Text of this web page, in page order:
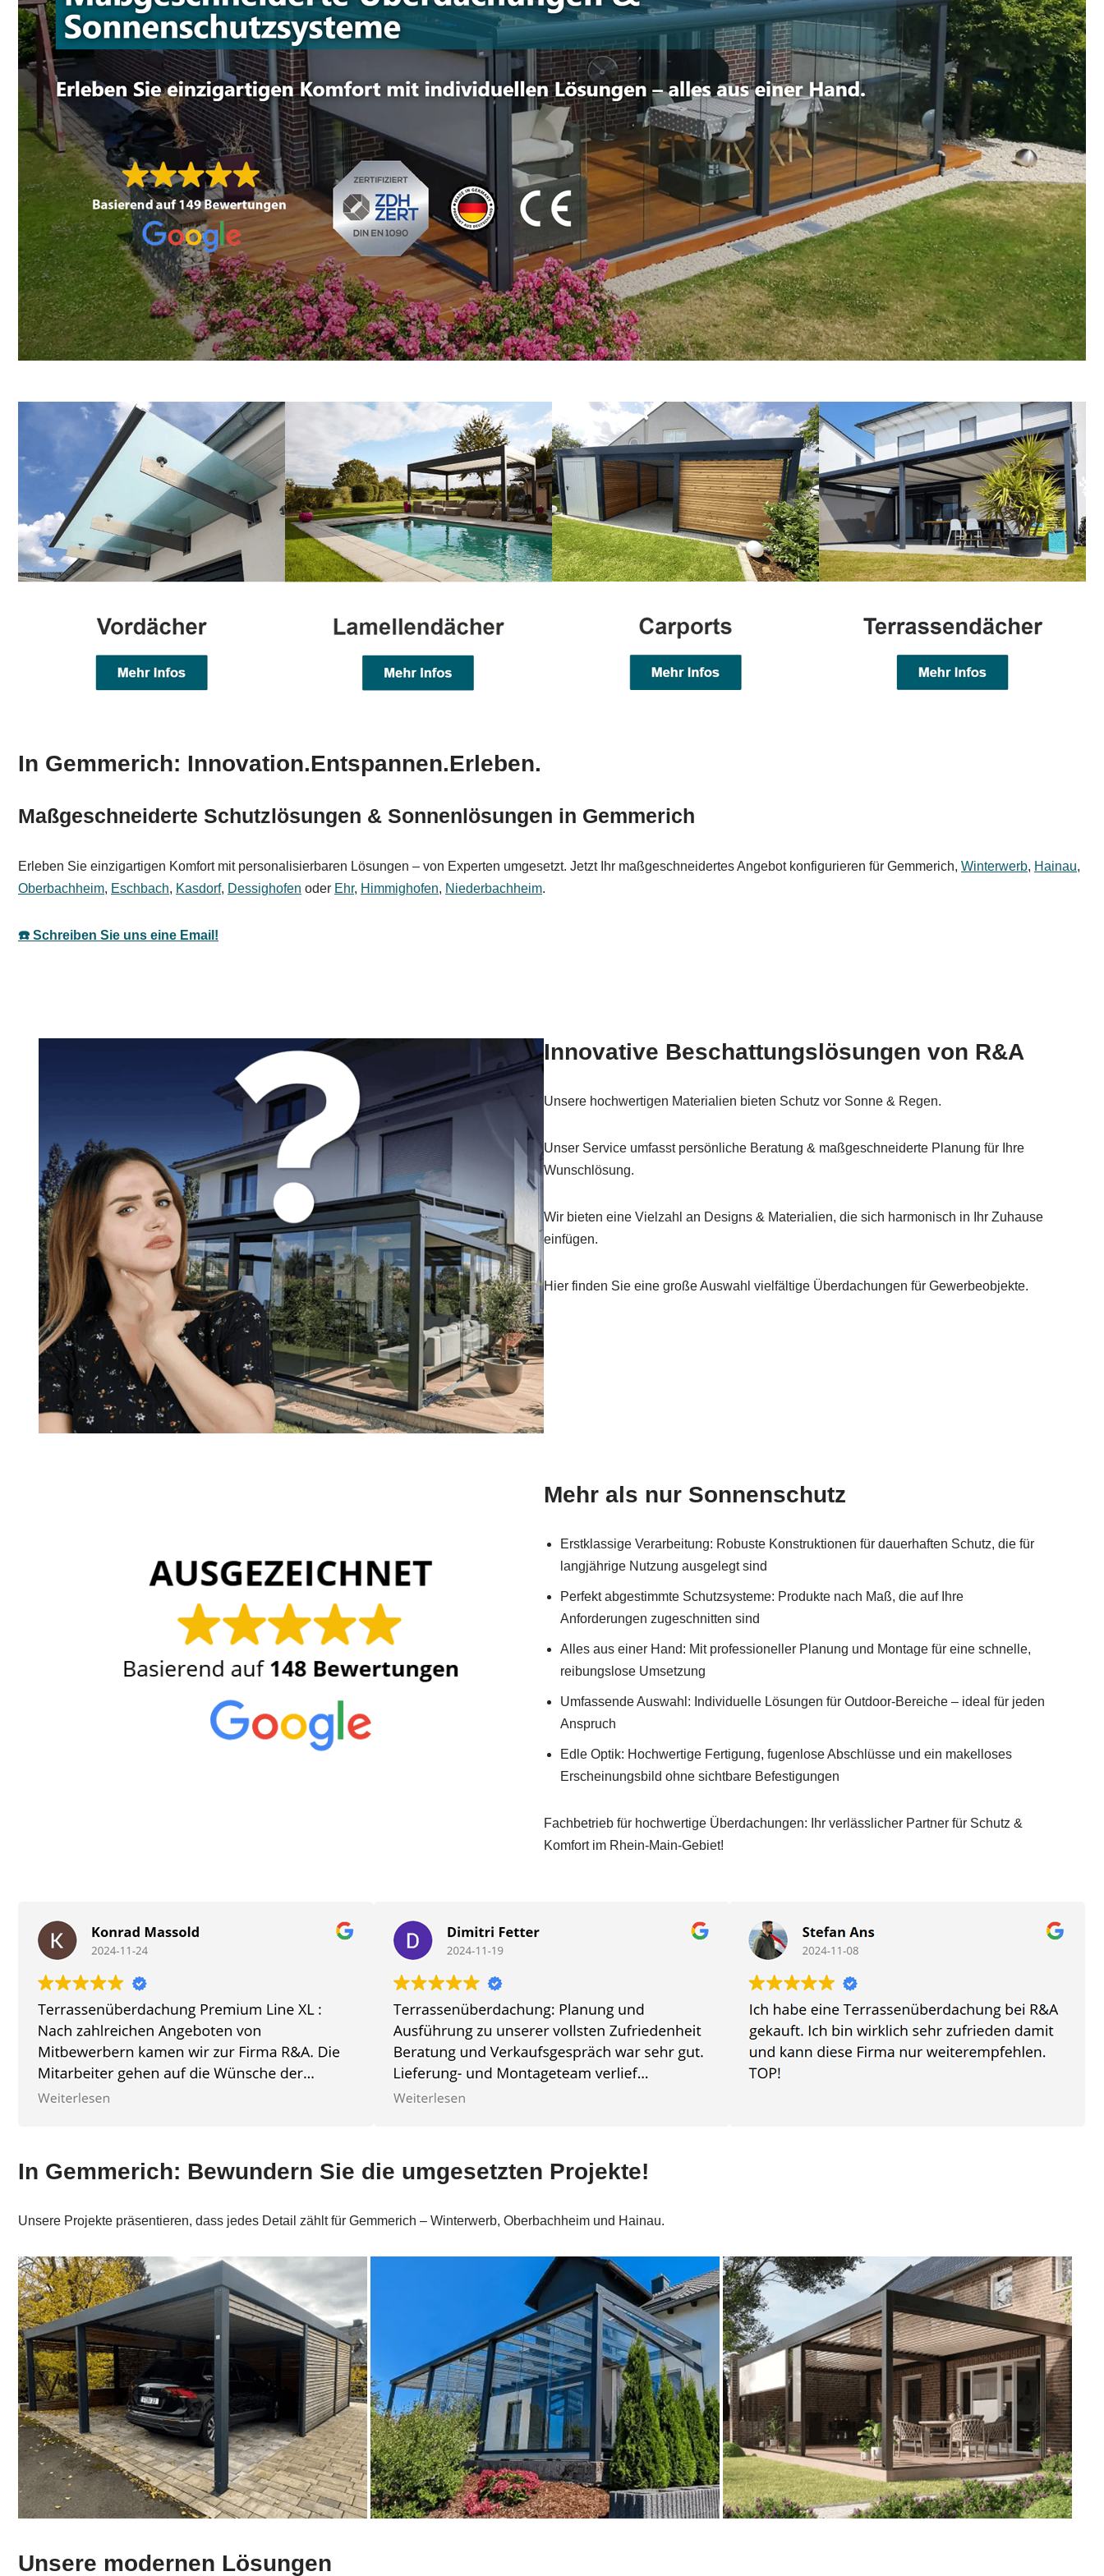
In Gemmerich: Innovation.Entspannen.Erleben.
Maßgeschneiderte Schutzlösungen & Sonnenlösungen in Gemmerich
Erleben Sie einzigartigen Komfort mit personalisierbaren Lösungen – von Experten umgesetzt. Jetzt Ihr maßgeschneidertes Angebot konfigurieren für Gemmerich, Winterwerb, Hainau,
Oberbachheim, Eschbach, Kasdorf, Dessighofen oder Ehr, Himmighofen, Niederbachheim.
☎️ Schreiben Sie uns eine Email!
Innovative Beschattungslösungen von R&A
Unsere hochwertigen Materialien bieten Schutz vor Sonne & Regen.
Unser Service umfasst persönliche Beratung & maßgeschneiderte Planung für Ihre
Wunschlösung.
Wir bieten eine Vielzahl an Designs & Materialien, die sich harmonisch in Ihr Zuhause
einfügen.
Hier finden Sie eine große Auswahl vielfältige Überdachungen für Gewerbeobjekte.
Mehr als nur Sonnenschutz
Erstklassige Verarbeitung: Robuste Konstruktionen für dauerhaften Schutz, die für
langjährige Nutzung ausgelegt sind
Perfekt abgestimmte Schutzsysteme: Produkte nach Maß, die auf Ihre
Anforderungen zugeschnitten sind
Alles aus einer Hand: Mit professioneller Planung und Montage für eine schnelle,
reibungslose Umsetzung
Umfassende Auswahl: Individuelle Lösungen für Outdoor-Bereiche – ideal für jeden
Anspruch
Edle Optik: Hochwertige Fertigung, fugenlose Abschlüsse und ein makelloses
Erscheinungsbild ohne sichtbare Befestigungen
Fachbetrieb für hochwertige Überdachungen: Ihr verlässlicher Partner für Schutz &
Komfort im Rhein-Main-Gebiet!
In Gemmerich: Bewundern Sie die umgesetzten Projekte!
Unsere Projekte präsentieren, dass jedes Detail zählt für Gemmerich – Winterwerb, Oberbachheim und Hainau.
Unsere modernen Lösungen